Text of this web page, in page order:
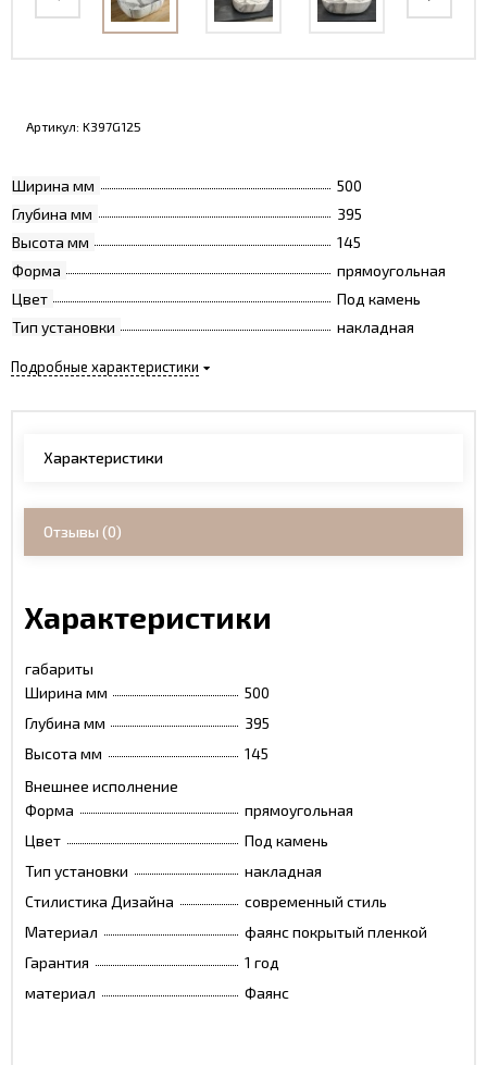
Артикул: K397G125
Ширина мм
500
Глубина мм
395
Высота мм
145
Форма
прямоугольная
Цвет
Под камень
Тип установки
накладная
Подробные характеристики
Характеристики
Отзывы (0)
Характеристики
габариты
Ширина мм
500
Глубина мм
395
Высота мм
145
Внешнее исполнение
Форма
прямоугольная
Цвет
Под камень
Тип установки
накладная
Стилистика Дизайна
современный стиль
Материал
фаянс покрытый пленкой
Гарантия
1 год
материал
Фаянс